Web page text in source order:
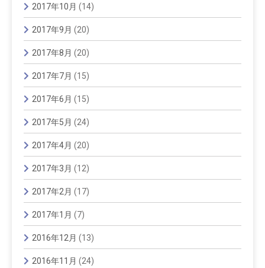
2017年10月 (14)
2017年9月 (20)
2017年8月 (20)
2017年7月 (15)
2017年6月 (15)
2017年5月 (24)
2017年4月 (20)
2017年3月 (12)
2017年2月 (17)
2017年1月 (7)
2016年12月 (13)
2016年11月 (24)